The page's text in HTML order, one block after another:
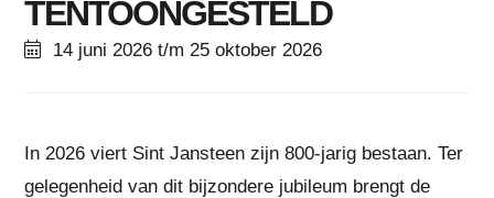
TENTOONGESTELD
14 juni 2026 t/m 25 oktober 2026
In 2026 viert Sint Jansteen zijn 800-jarig bestaan. Ter
gelegenheid van dit bijzondere jubileum brengt de